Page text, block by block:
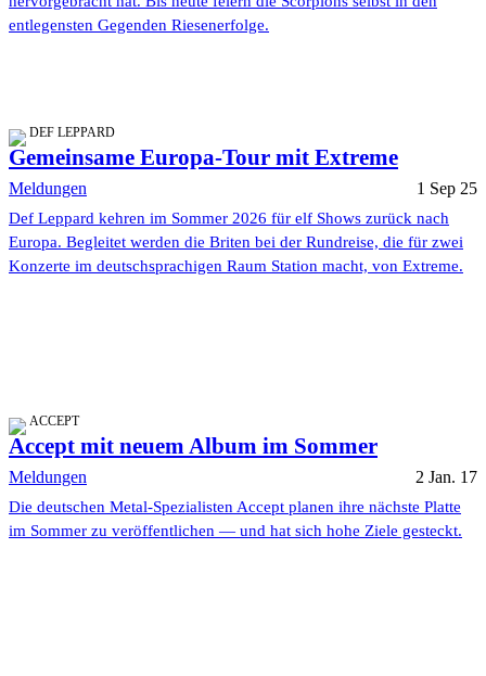
entlegensten Gegenden Riesenerfolge.
DEF LEPPARD
Gemeinsame Europa-Tour mit Extreme
Meldungen 1 Sep 25
Def Leppard kehren im Sommer 2026 für elf Shows zurück nach
Europa. Begleitet werden die Briten bei der Rundreise, die für zwei
Konzerte im deutschsprachigen Raum Station macht, von Extreme.
ACCEPT
Accept mit neuem Album im Sommer
Meldungen 2 Jan. 17
Die deutschen Metal-Spezialisten Accept planen ihre nächste Platte
im Sommer zu veröffentlichen — und hat sich hohe Ziele gesteckt.